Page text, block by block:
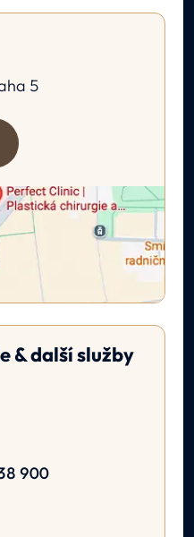
5
& další služby
900